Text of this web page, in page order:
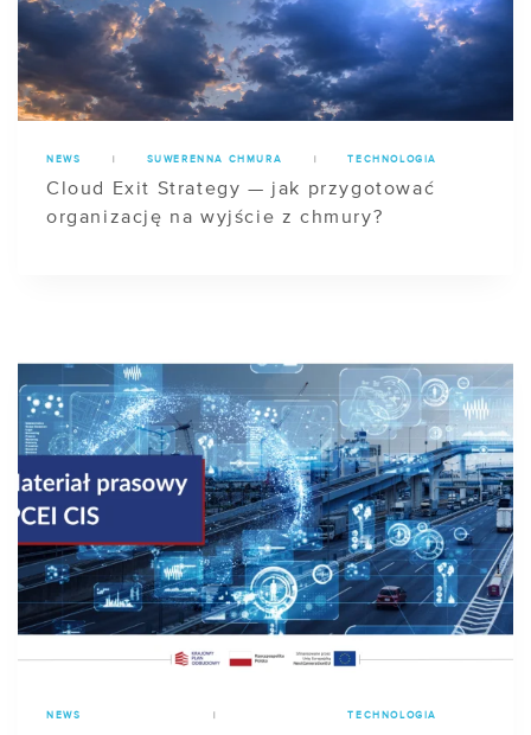
NEWS SUWERENNA CHMURA TECHNOLOGIA
Cloud Exit Strategy — jak przygotować
organizację na wyjście z chmury?
NEWS TECHNOLOGIA